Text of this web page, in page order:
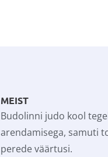
MEIST
Budolinni judo kool
arendamisega, samuti
perede väärtusi.